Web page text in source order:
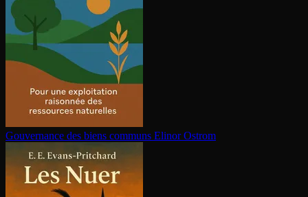
Gouvernance des biens communs Elinor Ostrom